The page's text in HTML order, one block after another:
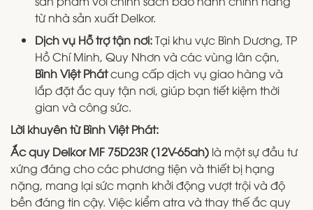
từ nhà sản xuất Delkor.
Dịch vụ Hỗ trợ tận nơi:Tại khu vực Bình Dương, TP
Hồ Chí Minh, Quy Nhơn và các vùng lân cận,
Bình Việt Phátcung cấp dịch vụ giao hàng và
lắp đặt ắc quy tận nơi, giúp bạn tiết kiệm thời
gian và công sức.
Lời khuyên từ Bình Việt Phát:
Ắc quy Delkor MF 75D23R (12V-65ah) là một sự đầu tư
xứng đáng cho các phương tiện và thiết bị hạng
nặng, mang lại sức mạnh khởi động vượt trội và độ
bền đáng tin cậy. Việc kiểm atra và thay thế ắc quy